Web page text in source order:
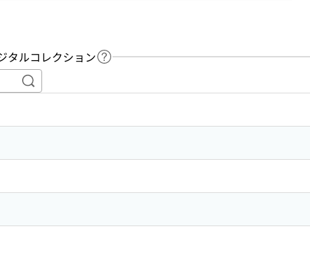
タルコレクション ヘルプページへのリンク
キーワードで目次内を検索